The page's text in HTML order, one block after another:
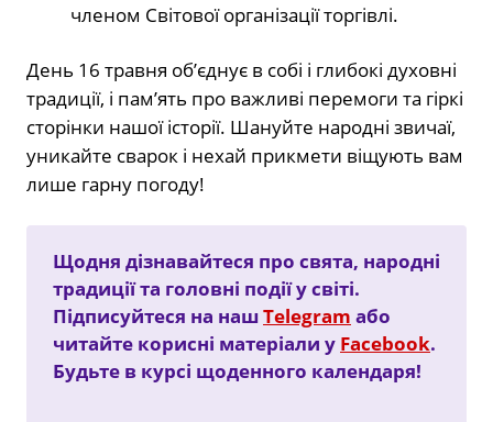
членом Світової організації торгівлі.
День 16 травня об’єднує в собі і глибокі духовні
традиції, і пам’ять про важливі перемоги та гіркі
сторінки нашої історії. Шануйте народні звичаї,
уникайте сварок і нехай прикмети віщують вам
лише гарну погоду!
Щодня дізнавайтеся про свята, народні
традиції та головні події у світі.
Підписуйтеся на нашTelegram або
читайте корисні матеріали у Facebook.
Будьте в курсі щоденного календаря!